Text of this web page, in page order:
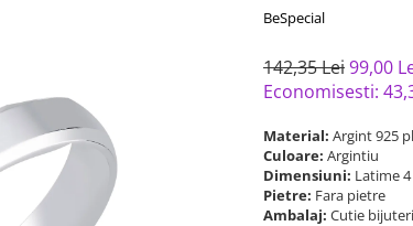
BeSpecial
142,35 Lei99,00
Economisesti:
Material: Argint 925
Culoare: Argintiu
Dimensiuni: Latime
Pietre: Fara pietre
Ambalaj: Cutie